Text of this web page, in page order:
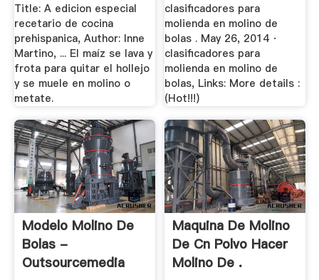
Title: A edicion especial
recetario de cocina
prehispanica, Author: Inne
Martino, ... El maíz se lava y
frota para quitar el hollejo
y se muele en molino o
metate.
clasificadores para
molienda en molino de
bolas . May 26, 2014 ·
clasificadores para
molienda en molino de
bolas, Links: More details :
(Hot!!!)
Modelo Molino De
Bolas -
Outsourcemedia
Maquina De Molino
De Cn Polvo Hacer
Molino De .